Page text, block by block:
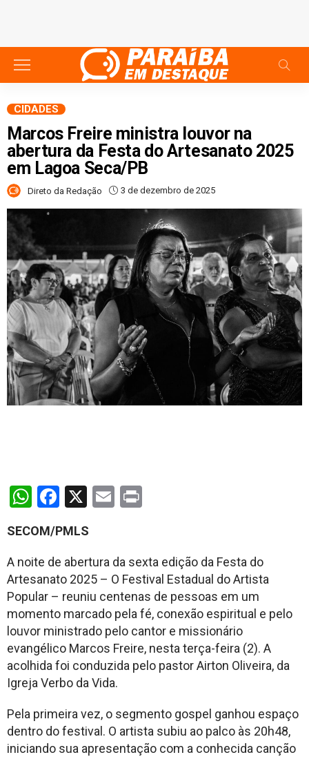
CIDADES
Marcos Freire ministra louvor na
abertura da Festa do Artesanato 2025
em Lagoa Seca/PB
Direto da Redação 3 de dezembro de 2025
WhatsApp
Facebook
X Email
SECOM/PMLS
A noite de abertura da sexta edição da Festa do
Artesanato 2025 – O Festival Estadual do Artista
Popular – reuniu centenas de pessoas em um
momento marcado pela fé, conexão espiritual e pelo
louvor ministrado pelo cantor e missionário
evangélico Marcos Freire, nesta terça-feira (2). A
acolhida foi conduzida pelo pastor Airton Oliveira, da
Igreja Verbo da Vida.
Pela primeira vez, o segmento gospel ganhou espaço
dentro do festival. O artista subiu ao palco às 20h48,
iniciando sua apresentação com a conhecida canção